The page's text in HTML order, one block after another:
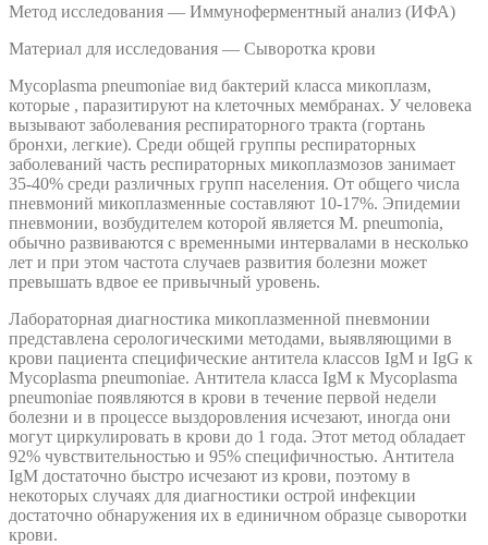
Метод исследования — Иммуноферментный анализ (ИФА)
Материал для исследования — Сыворотка крови
Mycoplasma pneumoniae вид бактерий класса микоплазм,
которые , паразитируют на клеточных мембранах. У человека
вызывают заболевания респираторного тракта (гортань
бронхи, легкие). Среди общей группы респираторных
заболеваний часть респираторных микоплазмозов занимает
35-40% среди различных групп населения. От общего числа
пневмоний микоплазменные составляют 10-17%. Эпидемии
пневмонии, возбудителем которой является М. pneumonia,
обычно развиваются с временными интервалами в несколько
лет и при этом частота случаев развития болезни может
превышать вдвое ее привычный уровень.
Лабораторная диагностика микоплазменной пневмонии
представлена серологическими методами, выявляющими в
крови пациента специфические антитела классов IgM и IgG к
Mycoplasma pneumoniae. Антитела класса IgM к Mycoplasma
pneumoniae появляются в крови в течение первой недели
болезни и в процессе выздоровления исчезают, иногда они
могут циркулировать в крови до 1 года. Этот метод обладает
92% чувствительностью и 95% специфичностью. Антитела
IgM достаточно быстро исчезают из крови, поэтому в
некоторых случаях для диагностики острой инфекции
достаточно обнаружения их в единичном образце сыворотки
крови.